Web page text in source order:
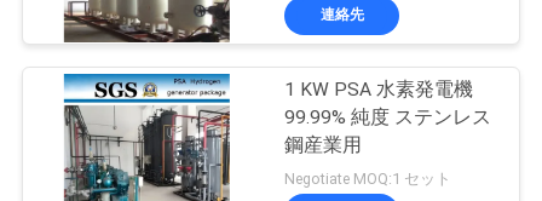
連絡先
1 KW PSA 水素発電機
99.99% 純度 ステンレス
鋼産業用
Negotiate MOQ:1 セット